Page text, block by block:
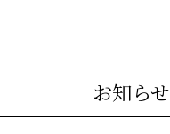
お知らせ